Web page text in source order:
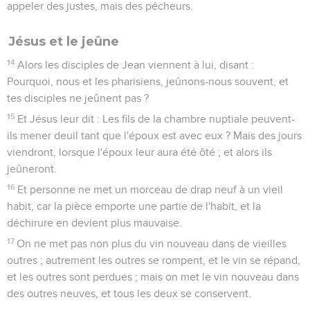
appeler des justes, mais des pécheurs.
Jésus et le jeûne
14 Alors les disciples de Jean viennent à lui, disant :
Pourquoi, nous et les pharisiens, jeûnons-nous souvent, et
tes disciples ne jeûnent pas ?
15 Et Jésus leur dit : Les fils de la chambre nuptiale peuvent-
ils mener deuil tant que l'époux est avec eux ? Mais des jours
viendront, lorsque l'époux leur aura été ôté ; et alors ils
jeûneront.
16 Et personne ne met un morceau de drap neuf à un vieil
habit, car la pièce emporte une partie de l'habit, et la
déchirure en devient plus mauvaise.
17 On ne met pas non plus du vin nouveau dans de vieilles
outres ; autrement les outres se rompent, et le vin se répand,
et les outres sont perdues ; mais on met le vin nouveau dans
des outres neuves, et tous les deux se conservent.